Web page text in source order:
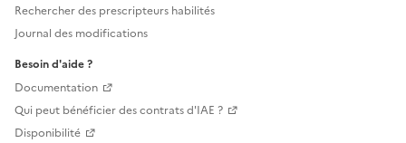
Rechercher des prescripteurs habilités
Journal des modifications
Besoin d'aide ?
Documentation
Qui peut bénéficier des contrats d'IAE ?
Disponibilité